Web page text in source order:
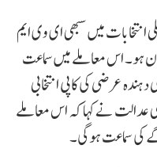
انتخابات میں سبھی ای وی ایم
پرچی کا 100 فیصد ملان ہو۔ اس معاملے میں سماعت
عرضی کی کاپی انتخابی
نے کہا کہ اس معاملے
کی سماعت ہوگی۔